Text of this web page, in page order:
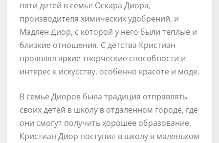
пяти детей в семье Оскара Диора,
производителя химических удобрений, и
Мадлен Диор, с которой у него были теплые и
близкие отношения. С детства Кристиан
проявлял яркие творческие способности и
интерес к искусству, особенно красоте и моде.
В семье Диоров была традиция отправлять
своих детей в школу в отдаленном городе, где
они смогут получить хорошее образование.
Кристиан Диор поступил в школу в маленьком